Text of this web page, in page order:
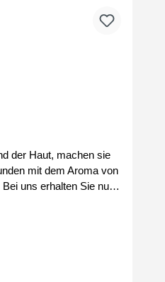
der Haut, machen sie
mit dem Aroma von
uns erhalten Sie nur